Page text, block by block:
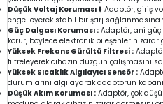
Düşük Voltaj Koruması ⬇️ Adaptör, giriş
engelleyerek stabil bir şarj sağlanmasına
Güç Dalgası Koruması : Adaptör, ani güç
korur, böylece elektronik bileşenlerin zarar
Yüksek Frekans Gürültü Filtresi :
filtreleyerek cihazın düzgün çalışmasını
Yüksek Sıcaklık Algılayıcı Sensör :
durumlarını algılayarak adaptörün
Düşük Akım Koruması : Adaptör, çok